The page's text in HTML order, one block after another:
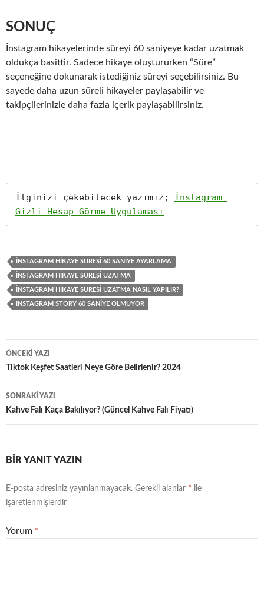
SONUÇ
İnstagram hikayelerinde süreyi 60 saniyeye kadar uzatmak
oldukça basittir. Sadece hikaye oluştururken “Süre”
seçeneğine dokunarak istediğiniz süreyi seçebilirsiniz. Bu
sayede daha uzun süreli hikayeler paylaşabilir ve
takipçilerinizle daha fazla içerik paylaşabilirsiniz.
İlginizi çekebilecek yazımız; İnstagram
Gizli Hesap Görme Uygulaması
İNSTAGRAM HIKAYE SÜRESI 60 SANIYE AYARLAMA
İNSTAGRAM HIKAYE SÜRESI UZATMA
İNSTAGRAM HIKAYE SÜRESI UZATMA NASIL YAPILIR?
INSTAGRAM STORY 60 SANIYE OLMUYOR
Yazı
dolaşımı
ÖNCEKI YAZI
Tiktok Keşfet Saatleri Neye Göre Belirlenir? 2024
SONRAKI YAZI
Kahve Falı Kaça Bakılıyor? (Güncel Kahve Falı Fiyatı)
BIR YANIT YAZIN
E-posta adresiniz yayınlanmayacak. Gerekli alanlar * ile
işaretlenmişlerdir
Yorum *